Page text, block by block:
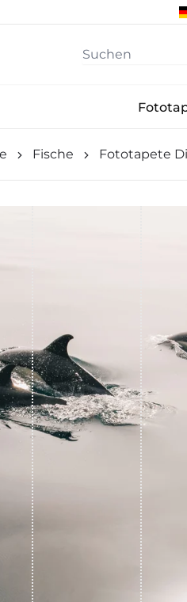
Fische Fototapete